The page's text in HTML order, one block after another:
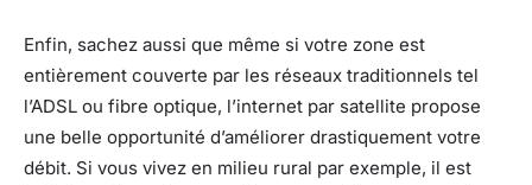
Enfin, sachez aussi que même si votre zone est
entièrement couverte par les réseaux traditionnels tel
l’ADSL ou fibre optique, l’internet par satellite propose
une belle opportunité d’améliorer drastiquement votre
débit. Si vous vivez en milieu rural par exemple, il est